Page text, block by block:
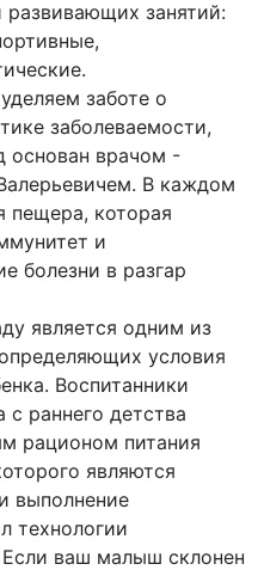
занятий:
заботе о
заболеваемости,
основан врачом -
В каждом
пещера, которая
и
болезни в разгар
является одним из
условия
Воспитанники
с раннего детства
рационом питания
являются
выполнение
технологии
ваш малыш склонен